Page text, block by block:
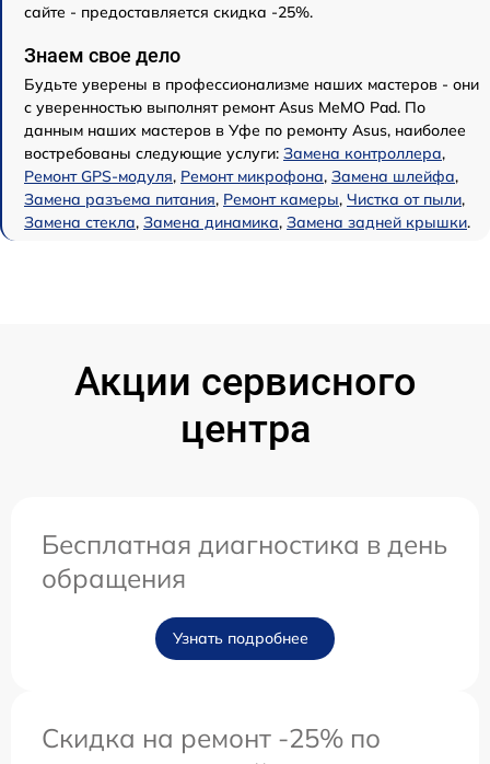
сайте - предоставляется скидка -25%.
Знаем свое дело
Будьте уверены в профессионализме наших мастеров - они
с уверенностью выполнят ремонт Asus MeMO Pad. По
данным наших мастеров в Уфе по ремонту Asus, наиболее
востребованы следующие услуги: Замена контроллера,
Ремонт GPS-модуля, Ремонт микрофона, Замена шлейфа,
Замена разъема питания, Ремонт камеры, Чистка от пыли,
Замена стекла, Замена динамика, Замена задней крышки.
Акции сервисного
центра
Бесплатная диагностика в день
обращения
Узнать подробнее
Скидка на ремонт -25% по